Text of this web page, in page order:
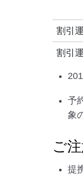
割引
割引
予
象
ご
提